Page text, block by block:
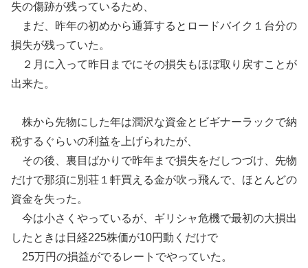
失の傷跡が残っているため、
まだ、昨年の初めから通算するとロードバイク１台分の
損失が残っていた。
２月に入って昨日までにその損失もほぼ取り戻すことが
出来た。
株から先物にした年は潤沢な資金とビギナーラックで納
税するぐらいの利益を上げられたが、
その後、裏目ばかりで昨年まで損失をだしつづけ、先物
だけで那須に別荘１軒買える金が吹っ飛んで、ほとんどの
資金を失った。
今は小さくやっているが、ギリシャ危機で最初の大損出
したときは日経225株価が10円動くだけで
25万円の損益がでるレートでやっていた。